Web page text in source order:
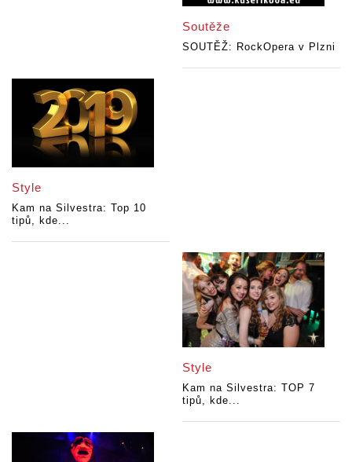
Soutěže
SOUTĚŽ: RockOpera v Plzni
Style
Kam na Silvestra: Top 10
tipů, kde...
Style
Kam na Silvestra: TOP 7
tipů, kde...